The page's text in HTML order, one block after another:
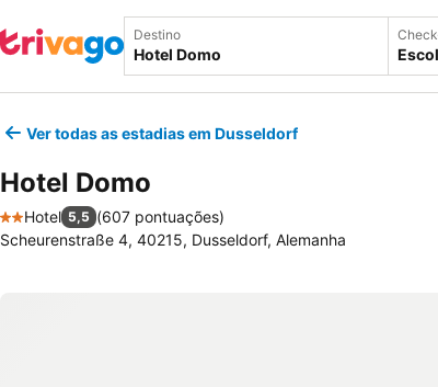
Destino
Ver todas as estadias em Dusseldorf
Hotel Domo
2 Estrelas
Hotel 5,5 (607 pontuações)
Scheurenstraße 4, 40215, Dusseldorf, Alemanha